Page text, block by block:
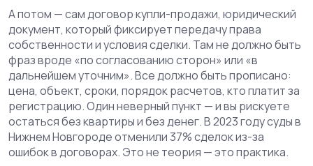
А потом — самдоговор купли-продажи, юридический
документ, который фиксирует передачу права
собственности и условия сделки. Там не должно быть
фраз вроде «по согласованию сторон» или «в
дальнейшем уточним». Все должно быть прописано:
цена, объект, сроки, порядок расчетов, кто платит за
регистрацию. Один неверный пункт — и вы рискуете
остаться без квартиры и без денег. В 2023 году суды в
Нижнем Новгороде отменили 37% сделок из-за
ошибок в договорах. Это не теория — это практика.